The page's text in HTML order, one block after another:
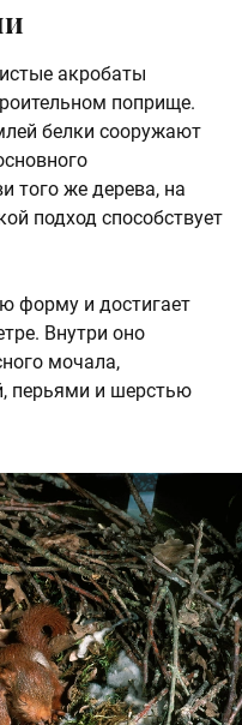
акробаты
поприще.
белки сооружают
того же дерева, на
подход способствует
форму и достигает
Внутри оно
мочала,
перьями и шерстью